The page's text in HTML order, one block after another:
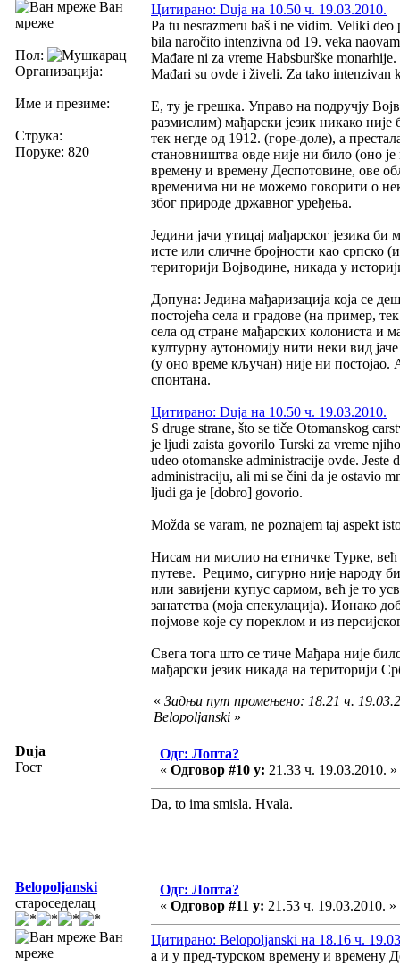
Ван
мреже
Пол:
Организација:
Име и презиме:
Струка:
Поруке: 820
Цитирано: Duja на 10.50 ч. 19.03.2010.
Pa tu nesrazmeru baš i ne vidim. Veliki
bila naročito intenzivna od 19. veka
Mađare ni za vreme Habsburške
Mađari su ovde i živeli. Za tako intenzivan
Е, ту је грешка. Управо на подручју
размислим) мађарски језик никако није
тек негде од 1912. (горе-доле), а
становништва овде није ни било (оно
времену и времену Деспотовине, ове
временима ни не можемо говорити о
због природе државног уређења.
Једини јачи утицај мађарског језика
исте или сличне бројности као српско
територији Војводине, никада у
Допуна: Једина мађаризација која се
постојећа села и градове (на пример,
села од стране мађарских колониста и
културну аутономију нити неки вид
(у оно време кључан) није ни постојао.
спонтана.
Цитирано: Duja на 10.50 ч. 19.03.2010.
S druge strane, što se tiče Otomanskog
je ljudi zaista govorilo Turski za vreme
udeo otomanske administracije ovde.
administraciju, ali mi se čini da je ostavio
ljudi ga je [dobro] govorio.
Možda se varam, ne poznajem taj aspekt
Нисам ни мислио на етничке Турке, већ
путеве. Рецимо, сигурно није народу
или завијени купус сармом, већ је то
занатства (моја спекулација). Ионако
појмове које су пореклом и из
Свега тога што се тиче Мађара није
мађарски језик никада на територији
« Задњи пут промењено: 18.21 ч.
Belopoljanski »
Duja
Гост
Одг: Лопта?
« Одговор #10 у: 21.33 ч. 19.03.2010. »
Da, to ima smisla. Hvala.
Belopoljanski
староседелац
Ван
мреже
Одг: Лопта?
« Одговор #11 у: 21.53 ч. 19.03.2010. »
Цитирано: Belopoljanski на 18.16 ч.
а и у пред-турском времену и времену